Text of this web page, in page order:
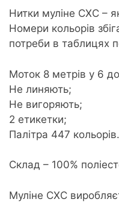
Beige
dk
-
Темно-
бежевий
темний
кількість
Нитки муліне СХС –
Номери кольорів
потреби в таблицях
Моток 8 метрів у 6
Не линяють;
Не вигоряють;
2 етикетки;
Палітра 447 кольорів.
Склад – 100%
Муліне CXC